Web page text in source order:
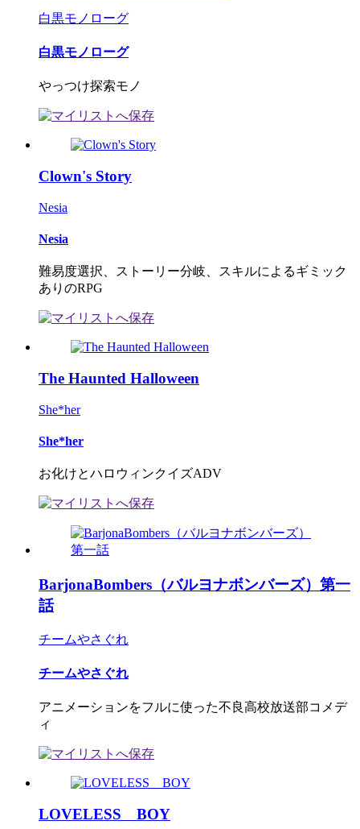
白黒モノローグ
白黒モノローグ
やっつけ探索モノ
Clown's Story
Nesia
Nesia
難易度選択、ストーリー分岐、スキルによるギミック
ありのRPG
The Haunted Halloween
She*her
She*her
お化けとハロウィンクイズADV
BarjonaBombers（バルヨナボンバーズ）第一
話
チームやさぐれ
チームやさぐれ
アニメーションをフルに使った不良高校放送部コメデ
ィ
LOVELESS BOY